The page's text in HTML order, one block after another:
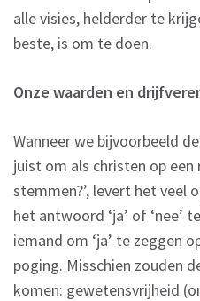
alle visies, helderder te
beste, is om te doen.
Onze waarden en
Wanneer we bijvoorbeeld
juist om als christen op
stemmen?’, levert het veel
het antwoord ‘ja’ of ‘nee’
iemand om ‘ja’ te zeggen
poging. Misschien zouden
komen: gewetensvrijheid